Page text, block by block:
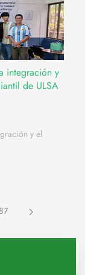
integración y
de ULSA
y el
87